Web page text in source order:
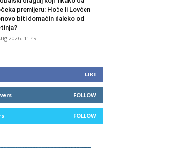
premijeru: Hoće li Lovćen
biti domaćin daleko od
2026. 11:49
LIKE
FOLLOW
FOLLOW